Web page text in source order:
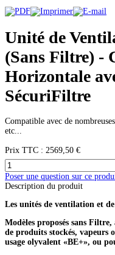
Unité de
(Sans Filtre) -
Horizontale
SécuriFiltre
Compatible avec de
etc...
Prix ​​TTC : 2569,50 €
Poser une question sur ce
Description du produit
Les unités de ventilation et
Modèles proposés sans
de produits stockés, vapeurs
usage olyvalent «BE+», ou